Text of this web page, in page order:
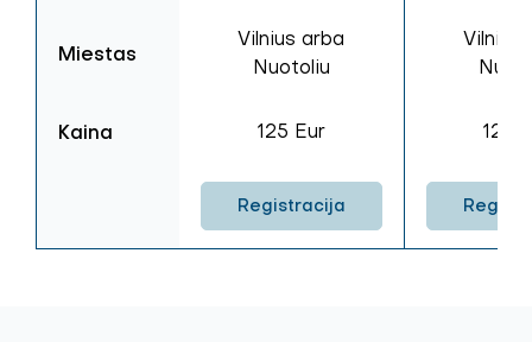
Miestas
Vilnius arba
Nuotoliu
Vilnius
Kaina 125 Eur 125
Registracija